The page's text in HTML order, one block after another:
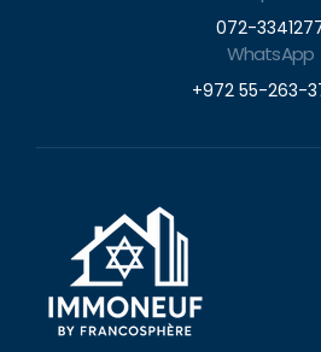
072-
WhatsApp
+972 55-263-